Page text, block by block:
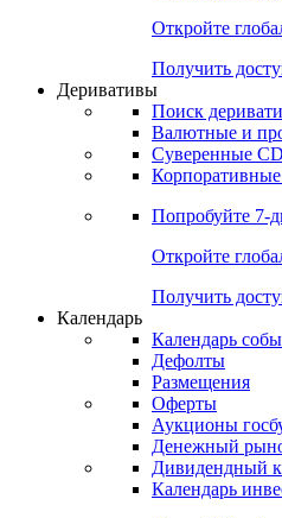
Откройте
Получить
Деривативы
Поиск
Валютные и
Суверенные
Попробуйте 7-
Откройте
Получить
Календарь
Календарь
Дефолты
Размещения
Оферты
Аукционы
Денежный
Дивидендный
Календарь